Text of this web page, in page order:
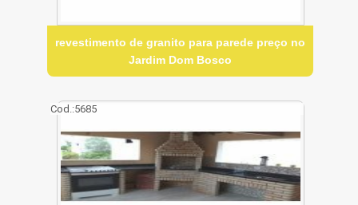
revestimento de granito para parede preço no
Jardim Dom Bosco
Cod.:5685